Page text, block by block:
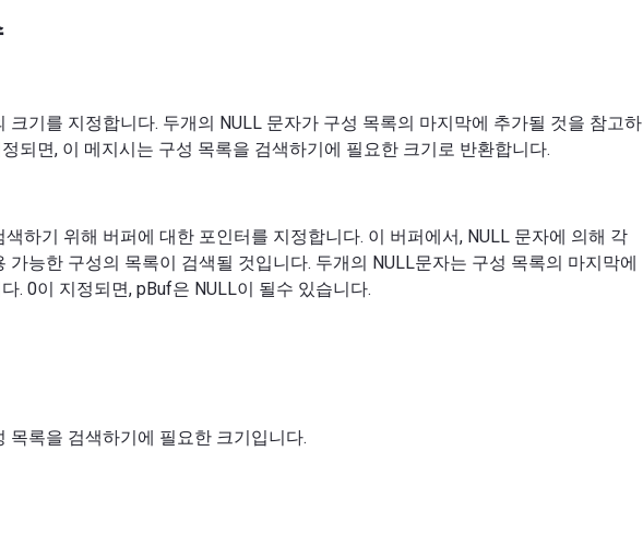
크기를 지정합니다. 두개의 NULL 문자가 구성 목록의 마지막에 추가될 것을 참고하
되면, 이 메지시는 구성 목록을 검색하기에 필요한 크기로 반환합니다.
색하기 위해 버퍼에 대한 포인터를 지정합니다. 이 버퍼에서, NULL 문자에 의해 각
가능한 구성의 목록이 검색될 것입니다. 두개의 NULL문자는 구성 목록의 마지막에
. 0이 지정되면, pBuf은 NULL이 될수 있습니다.
목록을 검색하기에 필요한 크기입니다.